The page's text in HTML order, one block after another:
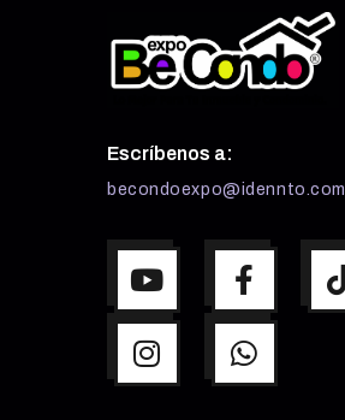
Escríbenos a:
becondoexpo@idennto.com